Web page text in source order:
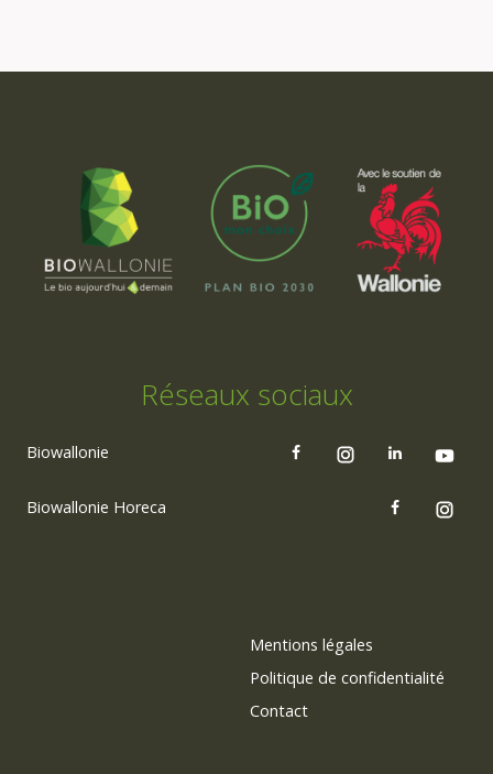
Réseaux sociaux
Biowallonie
Biowallonie Horeca
Mentions légales
Politique de confidentialité
Contact